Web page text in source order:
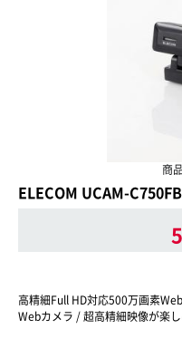
商
ELECOM UCAM-
高精細Full HD対応500万画素
Webカメラ / 超高精細映像が楽